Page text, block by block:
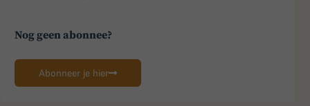
Nog geen abonnee?
Abonneer je hier